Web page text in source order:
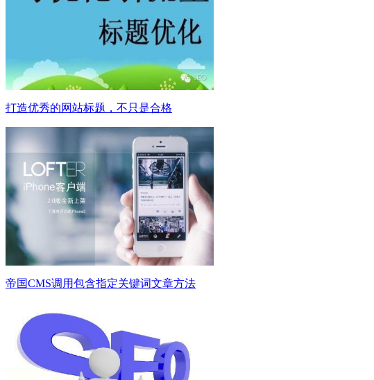
打造优秀的网站标题，不只是合格
帝国CMS调用包含指定关键词文章方法